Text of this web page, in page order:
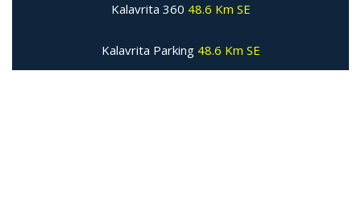
Kalavrita 360 48.6 Km SE
Kalavrita Parking 48.6 Km SE